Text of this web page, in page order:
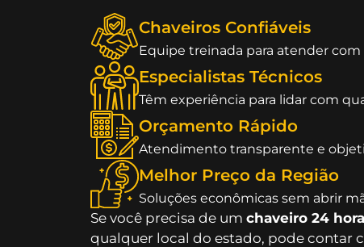
Chaveiros Confiáveis
Equipe treinada para atender com
Especialistas Técnicos
Têm experiência para lidar com
Orçamento Rápido
Atendimento transparente e
Melhor Preço da Região
Soluções econômicas sem abrir
Se você precisa de um chaveiro 24
qualquer local do estado, pode contar